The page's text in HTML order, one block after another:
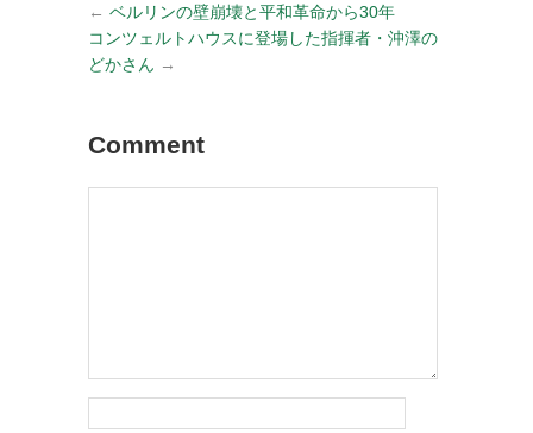
← ベルリンの壁崩壊と平和革命から30年
コンツェルトハウスに登場した指揮者・沖澤の
どかさん →
Comment